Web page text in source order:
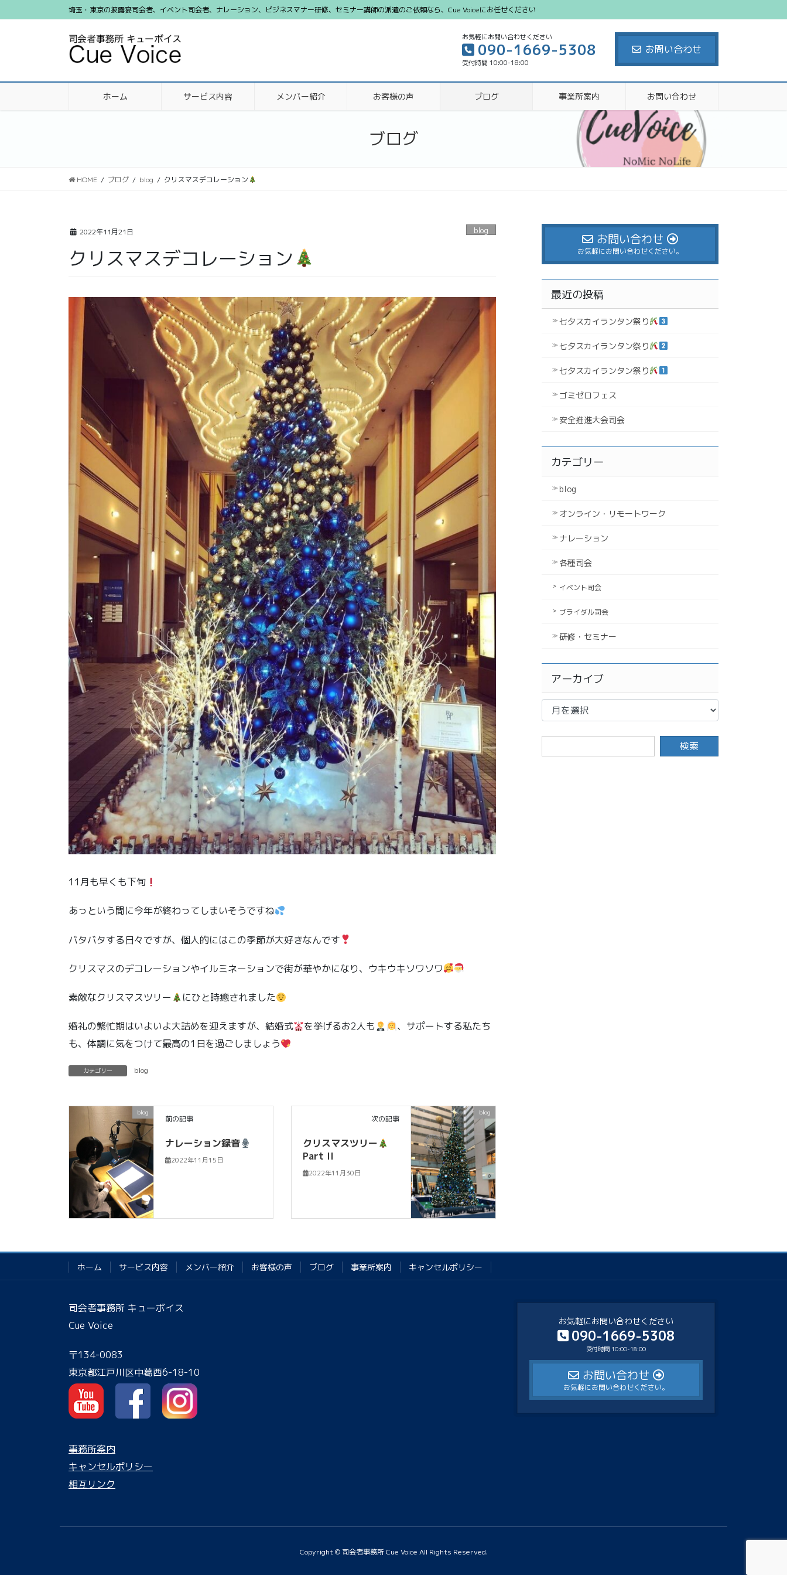
ン
ビ
埼玉・東京の披露宴司会者、イベント司会者、ナレーション、ビジネスマナー研修、セミナー講師の派遣のご依頼なら、Cue Voiceにお任せください
お気軽にお問い合わせください
090-1669-5308
受付時間 10:00-18:00
お問い合わせ
ホーム サービス内容 メンバー紹介 お客様の声 ブログ 事業所案内 お問い合わせ
ブログ
HOME ブログ blog クリスマスデコレーション
2022年11月21日 blog
クリスマスデコレーション
11月も早くも下旬
あっという間に今年が終わってしまいそうですね
バタバタする日々ですが、個人的にはこの季節が大好きなんです
クリスマスのデコレーションやイルミネーションで街が華やかになり、ウキウキソワソワ
素敵なクリスマスツリー にひと時癒されました
婚礼の繁忙期はいよいよ大詰めを迎えますが、結婚式 を挙げるお2人も
、サポートする私たち
も、体調に気をつけて最高の1日を過ごしましょう
カテゴリー blog
blog
前の記事
ナレーション録音
2022年11月15日
blog
次の記事
クリスマスツリー
Part II
2022年11月30日
お問い合わせ
お気軽にお問い合わせください。
最近の投稿
七夕スカイランタン祭り
七夕スカイランタン祭り
七夕スカイランタン祭り
ゴミゼロフェス
安全推進大会司会
カテゴリー
blog
オンライン・リモートワーク
ナレーション
各種司会
イベント司会
ブライダル司会
研修・セミナー
アーカイブ
ア
ブ
ホーム サービス内容 メンバー紹介 お客様の声 ブログ 事業所案内 キャンセルポリシー
司会者事務所 キューボイス
Cue Voice
〒134-0083
東京都江戸川区中葛西6-18-10
事務所案内
キャンセルポリシー
相互リンク
お気軽にお問い合わせください
090-1669-5308
受付時間 10:00-18:00
お問い合わせ
お気軽にお問い合わせください。
Copyright © 司会者事務所 Cue Voice All Rights Reserved.